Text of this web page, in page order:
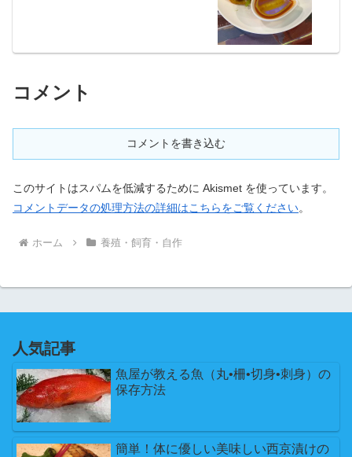
コメント
コメントを書き込む
このサイトはスパムを低減するために Akismet を使っています。
コメントデータの処理方法の詳細はこちらをご覧ください。
ホーム 養殖・飼育・自作
人気記事
魚屋が教える魚（丸•柵•切身•刺身）の
保存方法
簡単！体に優しい美味しい西京漬けの